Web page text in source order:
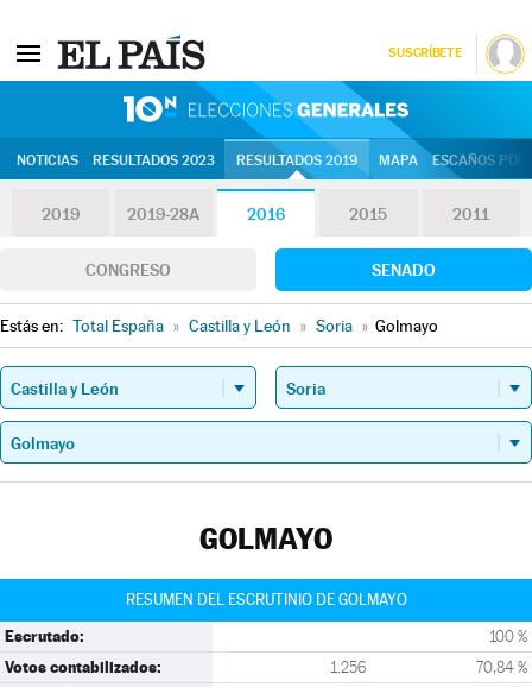
SUSCRÍBETE
NOTICIAS RESULTADOS 2023 RESULTADOS 2019 MAPA ESCAÑOS
2019 2019-28A 2016 2015 2011
CONGRESO SENADO
Estás en: Total España » Castilla y León » Soria » Golmayo
GOLMAYO
RESUMEN DEL ESCRUTINIO DE GOLMAYO
Escrutado: 100 %
Votos contabilizados: 1.256 70,84 %